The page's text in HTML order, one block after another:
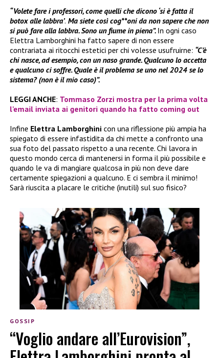
“Volete fare i professori, come quelli che dicono ‘si è fatta il
botox alle labbra’. Ma siete così cog**oni da non sapere che non
si può fare alla labbra. Sono un fiume in piena”. In ogni caso
Elettra Lamborghini ha fatto sapere di non essere
contrariata ai ritocchi estetici per chi volesse usufruirne: “C’è
chi nasce, ad esempio, con un naso grande. Qualcuno lo accetta
e qualcuno ci soffre. Quale è il problema se uno nel 2024 se lo
sistema? (non è il mio caso)”.
LEGGI ANCHE: Tommaso Zorzi mostra per la prima volta
l’email inviata ai genitori quando ha fatto coming out
Infine Elettra Lamborghini con una riflessione più ampia ha
spiegato di essere infastidita da chi mette a confronto una
sua foto del passato rispetto a una recente. Chi lavora in
questo mondo cerca di mantenersi in forma il più possibile e
quando le va di mangiare qualcosa in più non deve dare
certamente spiegazioni a qualcuno. E ci sembra il minimo!
Sarà riuscita a placare le critiche (inutili) sul suo fisico?
GOSSIP
“Voglio andare all’Eurovision”,